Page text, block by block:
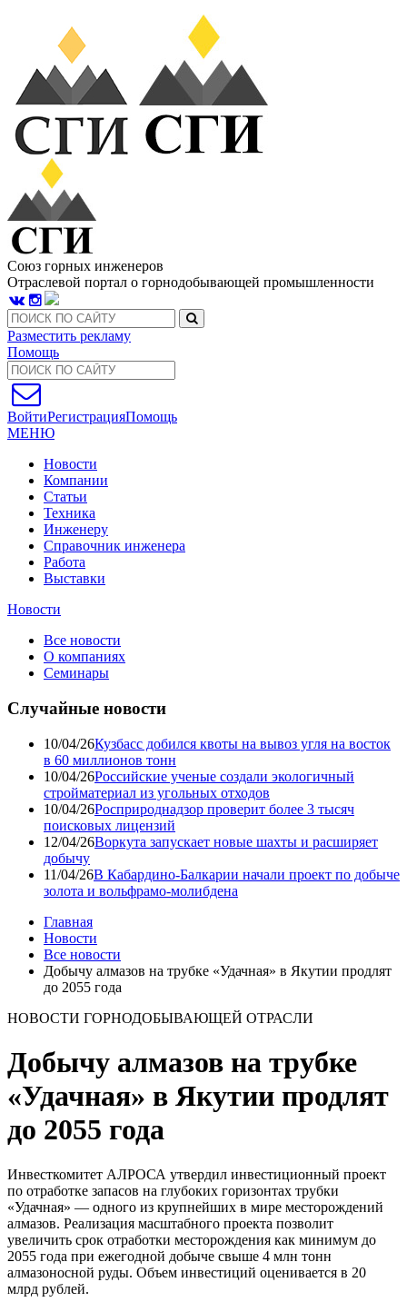
Союз горных инженеров
Отраслевой портал о горнодобывающей промышленности
Разместить рекламу
Помощь
ВойтиРегистрацияПомощь
МЕНЮ
Новости
Компании
Статьи
Техника
Инженеру
Справочник инженера
Работа
Выставки
Новости
Все новости
О компаниях
Семинары
Случайные новости
10/04/26Кузбасс добился квоты на вывоз угля на восток
в 60 миллионов тонн
10/04/26Российские ученые создали экологичный
стройматериал из угольных отходов
10/04/26Росприроднадзор проверит более 3 тысяч
поисковых лицензий
12/04/26Воркута запускает новые шахты и расширяет
добычу
11/04/26В Кабардино-Балкарии начали проект по добыче
золота и вольфрамо-молибдена
Главная
Новости
Все новости
Добычу алмазов на трубке «Удачная» в Якутии продлят
до 2055 года
НОВОСТИ ГОРНОДОБЫВАЮЩЕЙ ОТРАСЛИ
Добычу алмазов на трубке
«Удачная» в Якутии продлят
до 2055 года
Инвесткомитет АЛРОСА утвердил инвестиционный проект
по отработке запасов на глубоких горизонтах трубки
«Удачная» — одного из крупнейших в мире месторождений
алмазов. Реализация масштабного проекта позволит
увеличить срок отработки месторождения как минимум до
2055 года при ежегодной добыче свыше 4 млн тонн
алмазоносной руды. Объем инвестиций оценивается в 20
млрд рублей.